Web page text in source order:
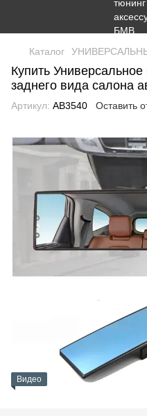
Каталог
Купить
заднего вида салона
Артикул: AB3540 Оставить
Видео